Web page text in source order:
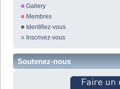
Gallery
Membres
Identifiez-vous
Inscrivez-vous
Soutenez-nous